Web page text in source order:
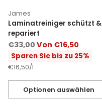
James
Laminatreiniger schützt &
repariert
Normaler
Preis
€33,00Von €16,50
Sparen Sie bis zu 25%
Stückpreis
€16,50/
pro l
Optionen auswählen
Anzahl